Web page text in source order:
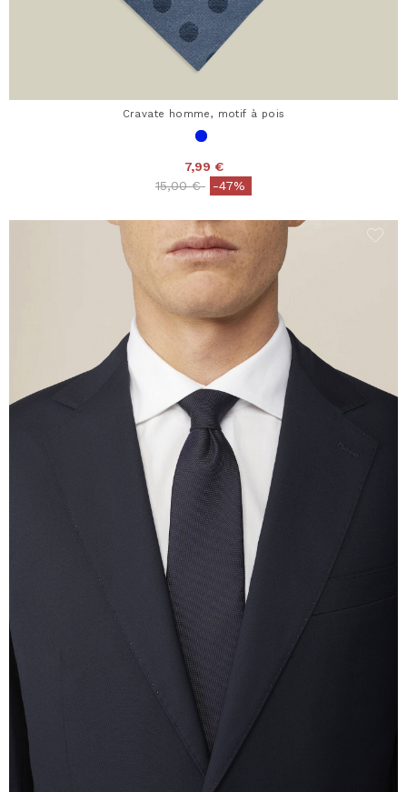
Cravate homme, motif à pois
7,99 €
Price reduced from
15,00 €to-47%